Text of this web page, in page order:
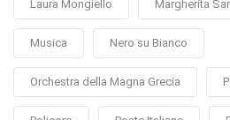
Laura Mongiello Margherita
Musica Nero su Bianco
Orchestra della Magna Grecia